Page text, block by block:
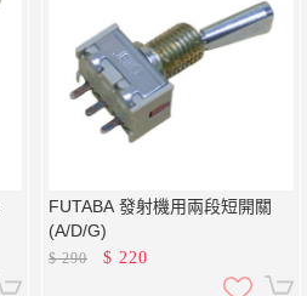
FUTABA 發射機用兩段短開關
(A/D/G)
$290 $ 220